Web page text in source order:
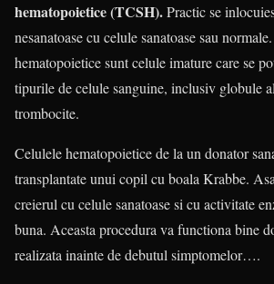
hematopoietice (TCSH).Practic se
nesanatoase cu celule sanatoase sau
hematopoietice sunt celule imature care se
tipurile de celule sanguine, inclusiv globule
trombocite.
Celulele hematopoietice de la un donator
transplantate unui copil cu boala Krabbe.
creierul cu celule sanatoase si cu activitate
buna. Aceasta procedura va functiona bine
realizata inainte de debutul simptomelor….